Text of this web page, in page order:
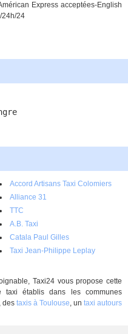
Express acceptées-English
24h/24
Accord Artisans Taxi Colomiers
Alliance 31
TTC
A.B. Taxi
Catala Paul Gilles
Taxi Jean-Philippe Leplay
Taxi24 vous propose cette
taxi établis dans les communes
, des taxis à Toulouse, un taxi autours